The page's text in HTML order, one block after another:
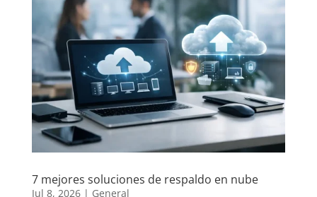
7 mejores soluciones de respaldo en nube
Jul 8, 2026| General